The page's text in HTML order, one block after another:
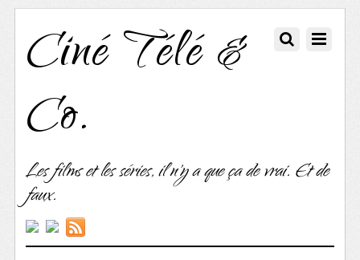
Ciné Télé &
Co.
Les films et les séries, il n'y a que ça de vrai. Et de
faux.